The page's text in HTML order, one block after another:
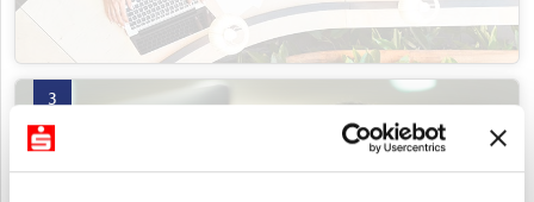
Videoberatung mit 3 Produkten öffnen
3